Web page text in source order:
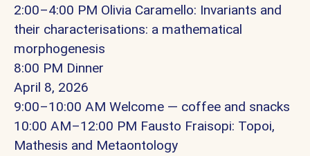
2:00–4:00 PM Olivia Caramello: Invariants and
their characterisations: a mathematical
morphogenesis
8:00 PM Dinner
April 8, 2026
9:00–10:00 AM Welcome — coffee and snacks
10:00 AM–12:00 PM Fausto Fraisopi: Topoi,
Mathesis and Metaontology